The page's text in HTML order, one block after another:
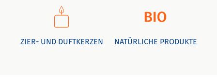
ZIER- UND DUFTKERZEN NATÜRLICHE PRODUKTE